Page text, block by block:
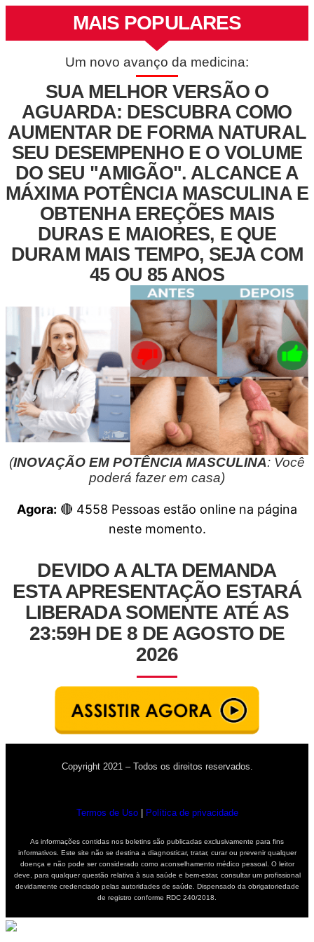
MAIS POPULARES
Um novo avanço da medicina:
SUA MELHOR VERSÃO O
AGUARDA: DESCUBRA COMO
AUMENTAR DE FORMA NATURAL
SEU DESEMPENHO E O VOLUME
DO SEU "AMIGÃO". ALCANCE A
MÁXIMA POTÊNCIA MASCULINA E
OBTENHA EREÇÕES MAIS
DURAS E MAIORES, E QUE
DURAM MAIS TEMPO, SEJA COM
45 OU 85 ANOS
(INOVAÇÃO EM POTÊNCIA MASCULINA: Você
poderá fazer em casa)
Agora: 🔴 4558 Pessoas estão online na página
neste momento.
DEVIDO A ALTA DEMANDA
ESTA APRESENTAÇÃO ESTARÁ
LIBERADA SOMENTE ATÉ AS
23:59H DE 8 DE AGOSTO DE
2026
Copyright 2021 – Todos os direitos reservados.
Termos de Uso| Política de privacidade
As informações contidas nos boletins são publicadas exclusivamente para fins
informativos. Este site não se destina a diagnosticar, tratar, curar ou prevenir qualquer
doença e não pode ser considerado como aconselhamento médico pessoal. O leitor
deve, para qualquer questão relativa à sua saúde e bem-estar, consultar um profissional
devidamente credenciado pelas autoridades de saúde. Dispensado da obrigatoriedade
de registro conforme RDC 240/2018.